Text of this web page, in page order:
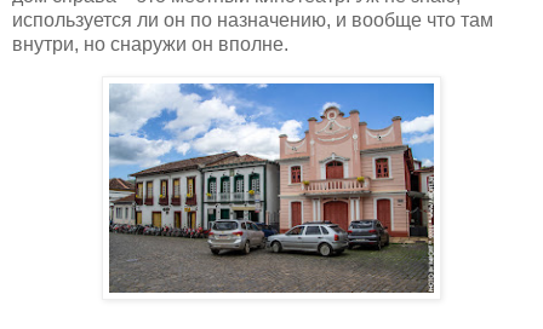
используется ли он по назначению, и вообще что там
внутри, но снаружи он вполне.